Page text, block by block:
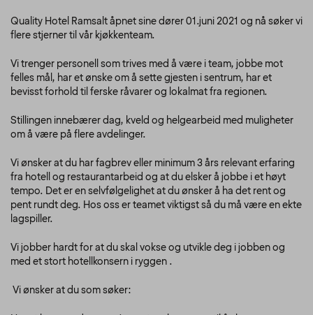
Quality Hotel Ramsalt åpnet sine dører 01.juni 2021 og nå søker vi
flere stjerner til vår kjøkkenteam.
Vi trenger personell som trives med å være i team, jobbe mot
felles mål, har et ønske om å sette gjesten i sentrum, har et
bevisst forhold til ferske råvarer og lokalmat fra regionen.
Stillingen innebærer dag, kveld og helgearbeid med muligheter
om å være på flere avdelinger.
Vi ønsker at du har fagbrev eller minimum 3 års relevant erfaring
fra hotell og restaurantarbeid og at du elsker å jobbe i et høyt
tempo. Det er en selvfølgelighet at du ønsker å ha det rent og
pent rundt deg. Hos oss er teamet viktigst så du må være en ekte
lagspiller.
Vi jobber hardt for at du skal vokse og utvikle deg i jobben og
med et stort hotellkonsern i ryggen .
Vi ønsker at du som søker: